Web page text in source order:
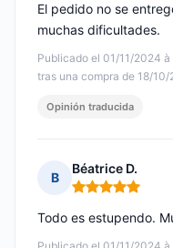
Publicado el 01/11/2024 à
tras una compra de 18/10/
El pedido no se
muchas dificultades.
Opinión traducida
B
Béatrice D.
Nota: 5 de 5
Todo es estupendo.